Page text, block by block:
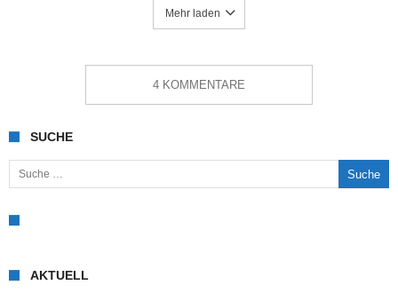
Mehr laden
4 KOMMENTARE
SUCHE
Suche nach:
AKTUELL